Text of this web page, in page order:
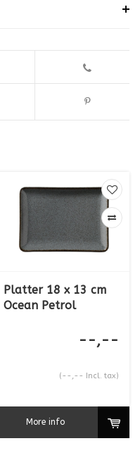
Platter 18 x 13 cm
Ocean Petrol
--,--
(--,-- Incl. tax)
More info